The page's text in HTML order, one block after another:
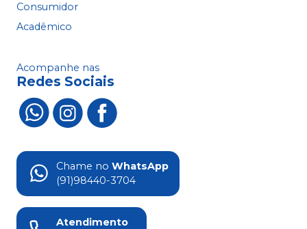
Consumidor
Acadêmico
Acompanhe nas
Redes Sociais
Chame no WhatsApp
(91)98440-3704
Atendimento